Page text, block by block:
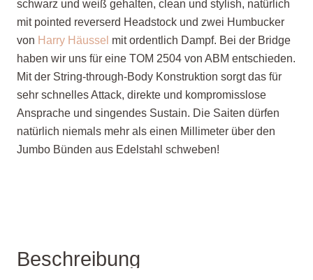
schwarz und weiß gehalten, clean und stylish, natürlich
mit pointed reverserd Headstock und zwei Humbucker
von Harry Häussel mit ordentlich Dampf. Bei der Bridge
haben wir uns für eine TOM 2504 von ABM entschieden.
Mit der String-through-Body Konstruktion sorgt das für
sehr schnelles Attack, direkte und kompromisslose
Ansprache und singendes Sustain. Die Saiten dürfen
natürlich niemals mehr als einen Millimeter über den
Jumbo Bünden aus Edelstahl schweben!
Beschreibung